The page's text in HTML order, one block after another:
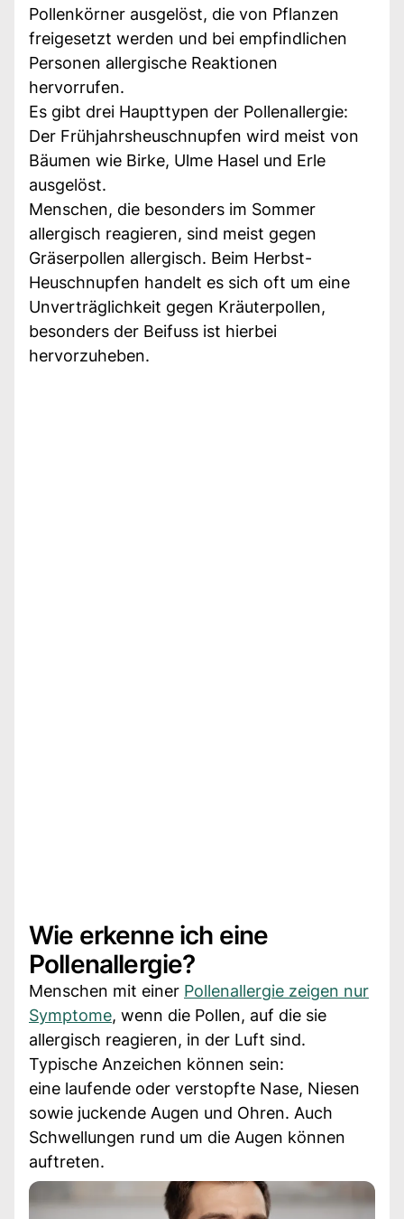
Pollenkörner ausgelöst, die von Pflanzen
freigesetzt werden und bei empfindlichen
Personen allergische Reaktionen
hervorrufen.
Es gibt drei Haupttypen der Pollenallergie:
Der Frühjahrsheuschnupfen wird meist von
Bäumen wie Birke, Ulme Hasel und Erle
ausgelöst.
Menschen, die besonders im Sommer
allergisch reagieren, sind meist gegen
Gräserpollen allergisch. Beim Herbst-
Heuschnupfen handelt es sich oft um eine
Unverträglichkeit gegen Kräuterpollen,
besonders der Beifuss ist hierbei
hervorzuheben.
Wie erkenne ich eine
Pollenallergie?
Menschen mit einer Pollenallergie zeigen nur
Symptome, wenn die Pollen, auf die sie
allergisch reagieren, in der Luft sind.
Typische Anzeichen können sein:
eine laufende oder verstopfte Nase, Niesen
sowie juckende Augen und Ohren. Auch
Schwellungen rund um die Augen können
auftreten.